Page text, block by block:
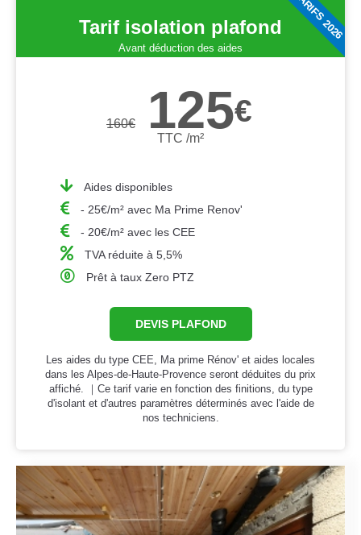
Tarif isolation plafond
Avant déduction des aides
160€ 125€
TTC /m²
Aides disponibles
- 25€/m² avec Ma Prime Renov'
- 20€/m² avec les CEE
TVA réduite à 5,5%
Prêt à taux Zero PTZ
DEVIS PLAFOND
Les aides du type CEE, Ma prime Rénov' et aides locales
dans les Alpes-de-Haute-Provence seront déduites du prix
affiché. ｜Ce tarif varie en fonction des finitions, du type
d'isolant et d'autres paramètres déterminés avec l'aide de
nos techniciens.
TARIFS 2026